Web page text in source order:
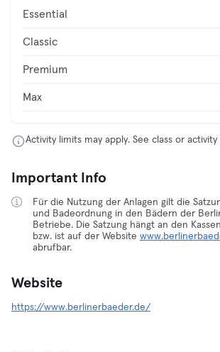
Essential
Classic
Premium
Max
Activity limits may apply. See class or
Important Info
Für die Nutzung der Anlagen gilt die
und Badeordnung in den Bädern der
Betriebe. Die Satzung hängt an den
bzw. ist auf der Website
abrufbar.
Website
https://www.berlinerbaeder.de/